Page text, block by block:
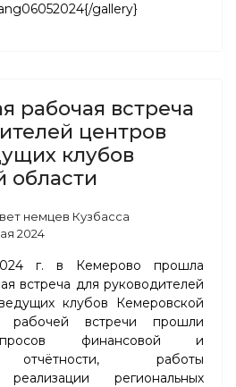
gallery}
рабочая встреча
центров
клубов
области
немцев Кузбасса
2024
г. в Кемерово прошла
встреча для руководителей
клубов Кемеровской
встречи прошли
финансовой и
отчётности, работы
реализации региональных